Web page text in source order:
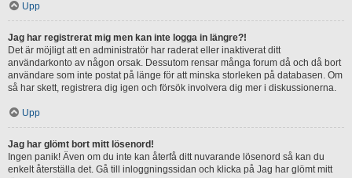
Upp
Jag har registrerat mig men kan inte logga in längre?!
Det är möjligt att en administratör har raderat eller inaktiverat ditt
användarkonto av någon orsak. Dessutom rensar många forum då och då bort
användare som inte postat på länge för att minska storleken på databasen. Om
så har skett, registrera dig igen och försök involvera dig mer i diskussionerna.
Upp
Jag har glömt bort mitt lösenord!
Ingen panik! Även om du inte kan återfå ditt nuvarande lösenord så kan du
enkelt återställa det. Gå till inloggningssidan och klicka på Jag har glömt mitt